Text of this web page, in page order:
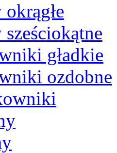
sześciokątne
gładkie
ozdobne